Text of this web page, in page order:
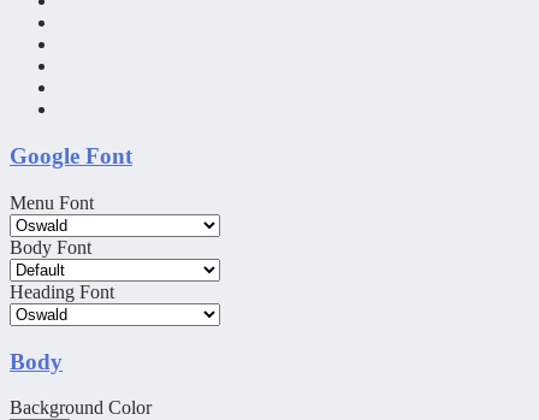
Google Font
Menu Font
Body Font
Heading Font
Body
Background Color